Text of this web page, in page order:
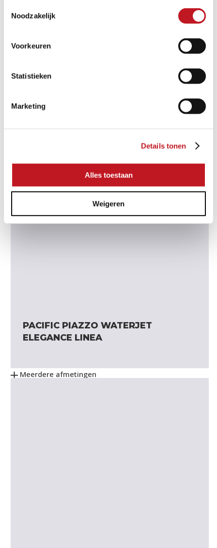
Noodzakelijk
Voorkeuren
Statistieken
Marketing
Details tonen
Alles toestaan
Weigeren
VIETNAM BLAUW HONED ANTICATO
Meerdere afmetingen
PACIFIC PIAZZO WATERJET
ELEGANCE LINEA
Meerdere afmetingen